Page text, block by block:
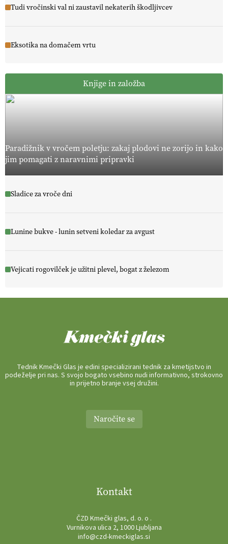
Tudi vročinski val ni zaustavil nekaterih škodljivcev
Eksotika na domačem vrtu
Knjige in založba
Paradižnik v vročem poletju: zakaj plodovi ne zorijo in kako
jim pomagati z naravnimi pripravki
Sladice za vroče dni
Lunine bukve - lunin setveni koledar za avgust
Vejicati rogovilček je užitni plevel, bogat z železom
Tednik Kmečki Glas je edini specializirani tednik za kmetijstvo in
podeželje pri nas. S svojo bogato vsebino nudi informativno, strokovno
in prijetno branje vsej družini.
Naročite se
Kontakt
ČZD Kmečki glas, d. o. o .
Vurnikova ulica 2, 1000 Ljubljana
info@czd-kmeckiglas.si